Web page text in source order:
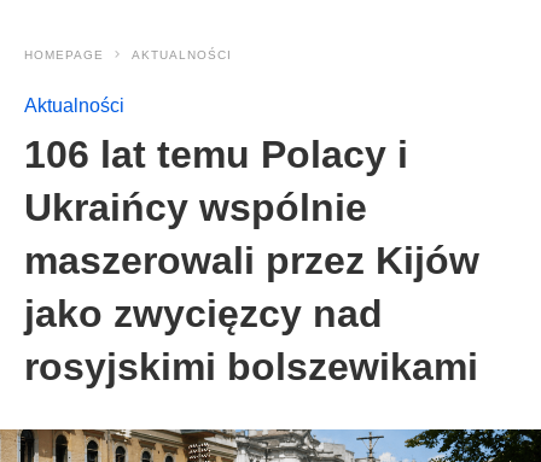
HOMEPAGE AKTUALNOŚCI
Aktualności
106 lat temu Polacy i
Ukraińcy wspólnie
maszerowali przez Kijów
jako zwycięzcy nad
rosyjskimi bolszewikami